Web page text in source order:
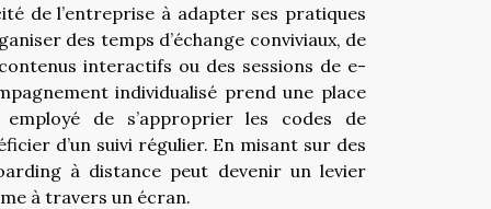
de l’entreprise à adapter ses pratiques
des temps d’échange conviviaux, de
interactifs ou des sessions de e-
individualisé prend une place
de s’approprier les codes de
d’un suivi régulier. En misant sur des
à distance peut devenir un levier
à travers un écran.